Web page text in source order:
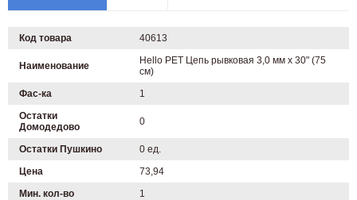
Код товара 40613
Наименование
Hello PET Цепь рывковая 3,0 мм х 30" (75
см)
Фас-ка
1
Остатки
Домодедово
0
Остатки Пушкино
0 ед.
Цена
73,94
Мин. кол-во
1